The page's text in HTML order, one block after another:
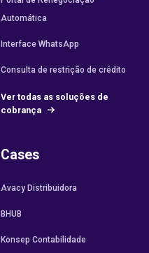
Automática
Interface WhatsApp
Consulta de restrição de crédito
Ver todas as soluções de
cobrança
Cases
Avacy Distribuidora
BHUB
Konsep Contabilidade